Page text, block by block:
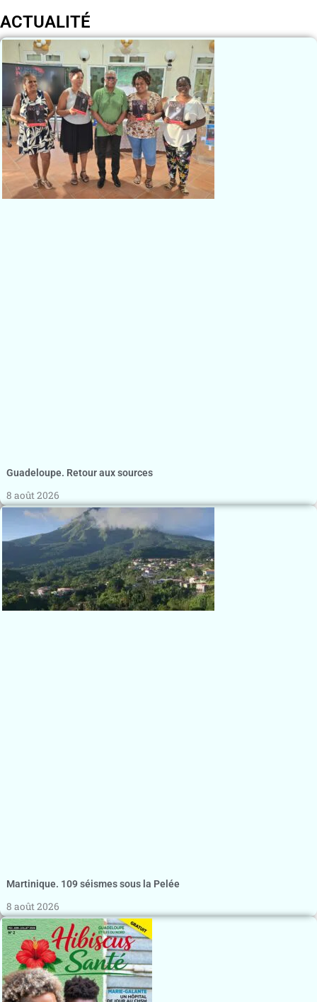
ACTUALITÉ
Guadeloupe. Retour aux sources
8 août 2026
Martinique. 109 séismes sous la Pelée
8 août 2026